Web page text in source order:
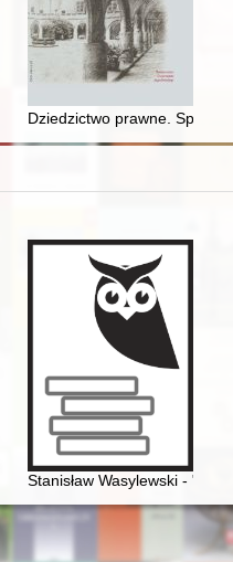
przez słuchaczy
Dziedzictwo prawne.
Stanisław Wasylewski -